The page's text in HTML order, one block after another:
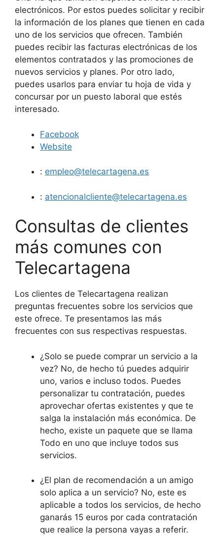
electrónicos. Por estos puedes solicitar y recibir
la información de los planes que tienen en cada
uno de los servicios que ofrecen. También
puedes recibir las facturas electrónicas de los
elementos contratados y las promociones de
nuevos servicios y planes. Por otro lado,
puedes usarlos para enviar tu hoja de vida y
concursar por un puesto laboral que estés
interesado.
Facebook
Website
: empleo@telecartagena.es
: atencionalcliente@telecartagena.es
Consultas de clientes
más comunes con
Telecartagena
Los clientes de Telecartagena realizan
preguntas frecuentes sobre los servicios que
este ofrece. Te presentamos las más
frecuentes con sus respectivas respuestas.
¿Solo se puede comprar un servicio a la
vez? No, de hecho tú puedes adquirir
uno, varios e incluso todos. Puedes
personalizar tu contratación, puedes
aprovechar ofertas existentes y que te
salga la instalación más económica. De
hecho, existe un paquete que se llama
Todo en uno que incluye todos sus
servicios.
¿El plan de recomendación a un amigo
solo aplica a un servicio? No, este es
aplicable a todos los servicios, de hecho
ganarás 15 euros por cada contratación
que realice la persona vayas a referir.